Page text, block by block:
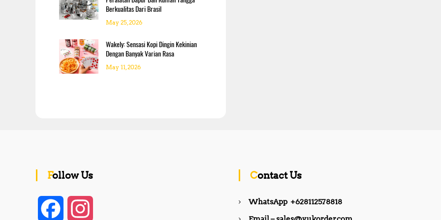
Berkualitas Dari Brasil
May 25, 2026
Wakely: Sensasi Kopi Dingin Kekinian
Dengan Banyak Varian Rasa
May 11, 2026
Follow Us Contact Us
WhatsApp +628112578818